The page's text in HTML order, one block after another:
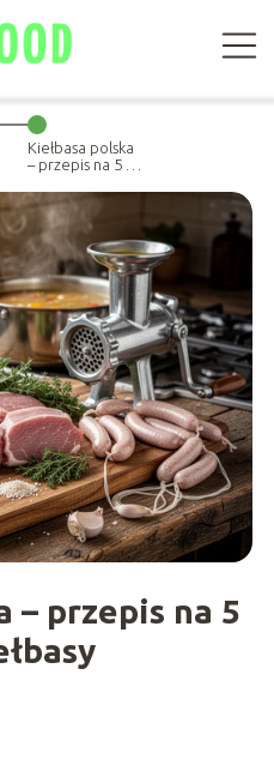
Kiełbasa polska
– przepis na 5 kg
kiełbasy
– przepis na 5